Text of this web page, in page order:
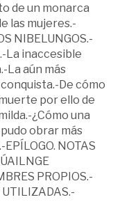
de un monarca
las mujeres.-
NIBELUNGOS.-
La inaccesible
La aún más
De cómo
por ello de
¿Cómo una
obrar más
NOTAS
PROPIOS.-
UTILIZADAS.-